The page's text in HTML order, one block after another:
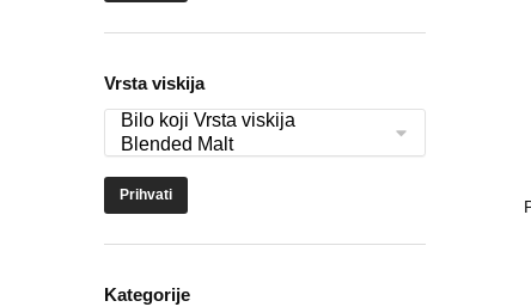
Vrsta viskija
Prihvati
Kategorije